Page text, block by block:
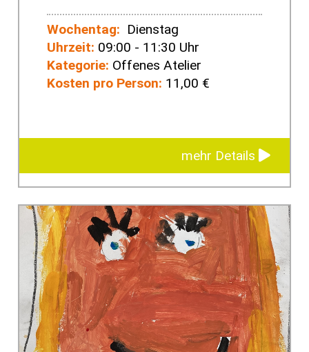
Wochentag: Dienstag
Uhrzeit: 09:00 - 11:30 Uhr
Kategorie: Offenes Atelier
Kosten pro Person: 11,00 €
mehr Details